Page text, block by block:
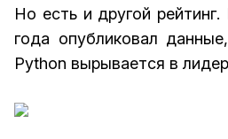
Но есть и другой рейтинг.
года опубликовал
Python вырывается в